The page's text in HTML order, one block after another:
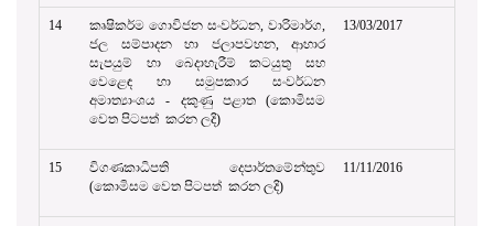
14
කෘෂිකර්ම ගොවිජන සංවර්ධන, වාරිමාර්ග,
ජල සම්පාදන හා ජලාපවහන, ආහාර
සැපයුම් හා බෙදාහැරීම් කටයුතු සහ
වෙළෙඳ හා සමුපකාර සංවර්ධන
අමාත්‍යාංශය - දකුණු පළාත (කොමිසම
වෙත පිටපත් කරන ලදි)
13/03/2017
15
විගණකාධිපති දෙපාර්තමේන්තුව
(කොමිසම වෙත පිටපත් කරන ලදි)
11/11/2016